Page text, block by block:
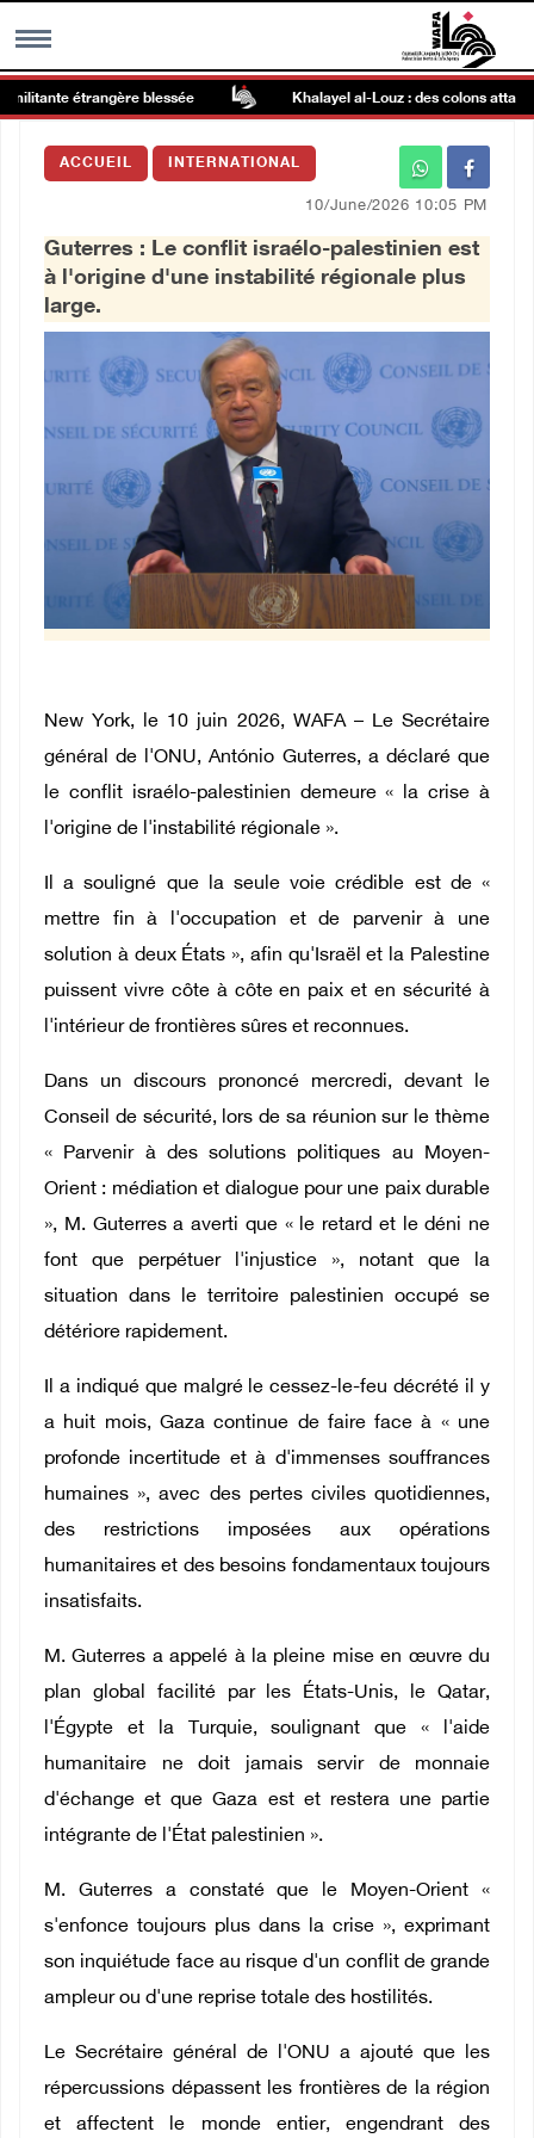
MENU
Galerie d’images
Centre palestinien
étrangère blessée Khalayel al-Louz : des colons
ACCUEIL INTERNATIONAL
10/June/2026 10:05 PM
Guterres : Le conflit israélo-palestinien est
à l'origine d'une instabilité régionale plus
large.
New York, le 10 juin 2026, WAFA – Le Secrétaire
général de l'ONU, António Guterres, a déclaré que
le conflit israélo-palestinien demeure « la crise à
l'origine de l'instabilité régionale ».
Il a souligné que la seule voie crédible est de «
mettre fin à l'occupation et de parvenir à une
solution à deux États », afin qu'Israël et la Palestine
puissent vivre côte à côte en paix et en sécurité à
l'intérieur de frontières sûres et reconnues.
Dans un discours prononcé mercredi, devant le
Conseil de sécurité, lors de sa réunion sur le thème
« Parvenir à des solutions politiques au Moyen-
Orient : médiation et dialogue pour une paix durable
», M. Guterres a averti que « le retard et le déni ne
font que perpétuer l'injustice », notant que la
situation dans le territoire palestinien occupé se
détériore rapidement.
Il a indiqué que malgré le cessez-le-feu décrété il y
a huit mois, Gaza continue de faire face à « une
profonde incertitude et à d'immenses souffrances
humaines », avec des pertes civiles quotidiennes,
des restrictions imposées aux opérations
humanitaires et des besoins fondamentaux toujours
insatisfaits.
M. Guterres a appelé à la pleine mise en œuvre du
plan global facilité par les États-Unis, le Qatar,
l'Égypte et la Turquie, soulignant que « l'aide
humanitaire ne doit jamais servir de monnaie
d'échange et que Gaza est et restera une partie
intégrante de l'État palestinien ».
M. Guterres a constaté que le Moyen-Orient «
s'enfonce toujours plus dans la crise », exprimant
son inquiétude face au risque d'un conflit de grande
ampleur ou d'une reprise totale des hostilités.
Le Secrétaire général de l'ONU a ajouté que les
répercussions dépassent les frontières de la région
et affectent le monde entier, engendrant des